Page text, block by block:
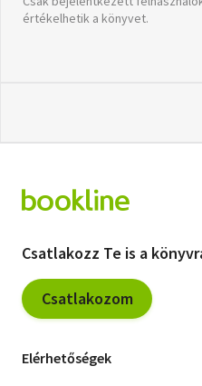
értékelhetik a könyvet.
Csatlakozz Te is a
Csatlakozom
Elérhetőségek